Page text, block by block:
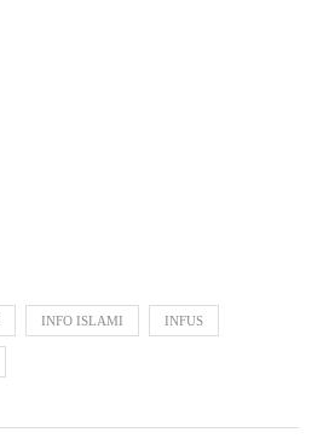
INFO ISLAMI INFUS